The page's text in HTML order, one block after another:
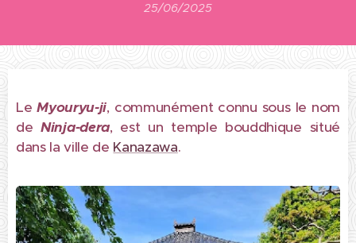
25/06/2025
LeMyouryu-ji, communément connu sous le nom
deNinja-dera, est un temple bouddhique situé
dans la ville de Kanazawa.